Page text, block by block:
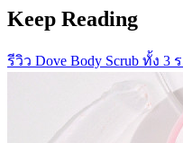
Keep Reading
รีวิว Dove Body Scrub ทั้ง 3